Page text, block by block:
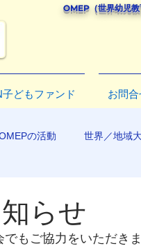
OMEP（世界幼児
どもファンド お問
の活動 世界／地域
らせ
もご協力をいただき